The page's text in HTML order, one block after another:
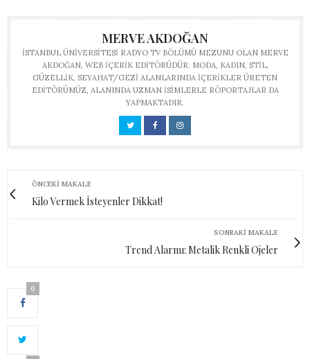
MERVE AKDOĞAN
İSTANBUL ÜNIVERSITESI RADYO TV BÖLÜMÜ MEZUNU OLAN MERVE
AKDOĞAN, WEB IÇERIK EDITÖRÜDÜR. MODA, KADIN, STIL,
GÜZELLIK, SEYAHAT/GEZI ALANLARINDA IÇERIKLER ÜRETEN
EDITÖRÜMÜZ, ALANINDA UZMAN ISIMLERLE RÖPORTAJLAR DA
YAPMAKTADIR.
ÖNCEKI MAKALE
Kilo Vermek İsteyenler Dikkat!
SONRAKI MAKALE
Trend Alarmı: Metalik Renkli Ojeler
0